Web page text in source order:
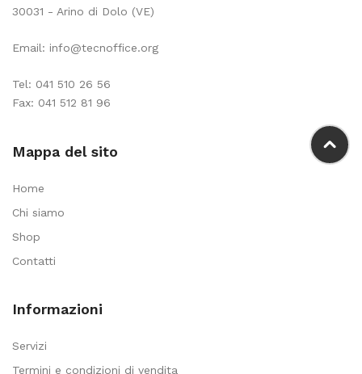
30031 - Arino di Dolo (VE)
Email: info@tecnoffice.org
Tel: 041 510 26 56
Fax: 041 512 81 96
Mappa del sito
Home
Chi siamo
Shop
Contatti
Informazioni
Servizi
Termini e condizioni di vendita